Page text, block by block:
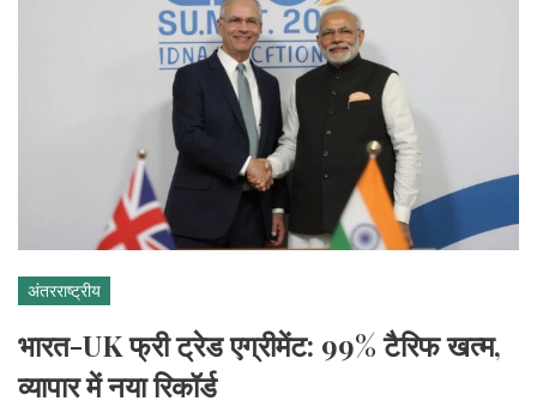
अंतरराष्ट्रीय
भारत-UK फ्री ट्रेड एग्रीमेंट: 99% टैरिफ खत्म,
व्यापार में नया रिकॉर्ड